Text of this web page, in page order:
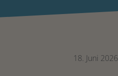
18. Juni 2026